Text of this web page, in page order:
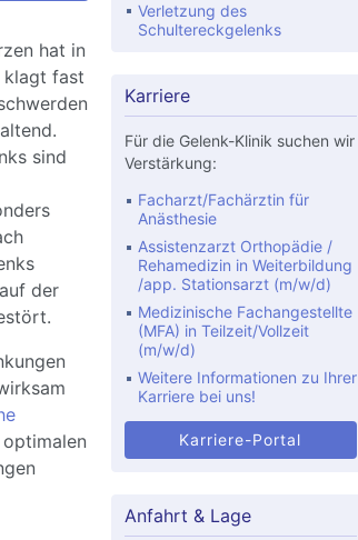
hat in
klagt fast
sind
der
Verletzung des
Schultereckgelenks
Karriere
Für die Gelenk-Klinik suchen wir
Verstärkung:
Facharzt/Fachärztin für
Anästhesie
Assistenzarzt Orthopädie /
Rehamedizin in Weiterbildung
/app. Stationsarzt (m/w/d)
Medizinische Fachangestellte
(MFA) in Teilzeit/Vollzeit
(m/w/d)
Weitere Informationen zu Ihrer
Karriere bei uns!
Karriere-Portal
Anfahrt & Lage